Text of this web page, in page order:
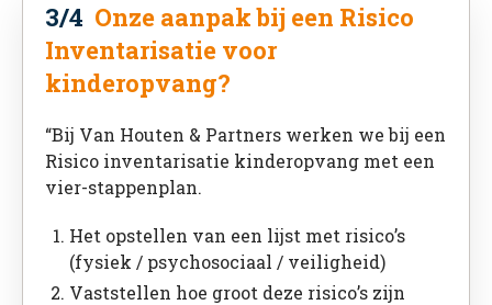
3/4 Onze aanpak bij een Risico
Inventarisatie voor
kinderopvang?
“Bij Van Houten & Partners werken we bij een
Risico inventarisatie kinderopvang met een
vier-stappenplan.
Het opstellen van een lijst met risico’s
(fysiek / psychosociaal / veiligheid)
Vaststellen hoe groot deze risico’s zijn